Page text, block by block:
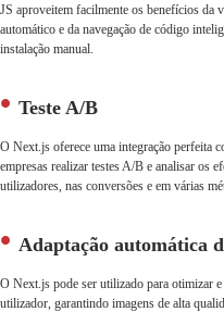
JS aproveitem facilmente os benefícios da
automático e da navegação de código
instalação manual.
Teste A/B
O Next.js oferece uma integração perfeita
empresas realizar testes A/B e analisar os
utilizadores, nas conversões e em várias
Adaptação automática
O Next.js pode ser utilizado para otimizar
utilizador, garantindo imagens de alta